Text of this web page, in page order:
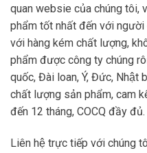
quan websie của chúng tôi,
phẩm tốt nhất đến với
với hàng kém chất lượng,
phẩm được công ty chúng
quốc, Đài loan, Ý, Đức, Nhật
chất lượng sản phẩm, cam
đến 12 tháng, COCQ đầy đủ.
Liên hệ trực tiếp với chúng